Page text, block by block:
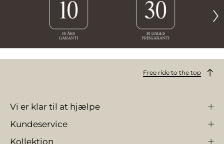
Free ride to the top
Vi er klar til at hjælpe
Kundeservice
Kollektion